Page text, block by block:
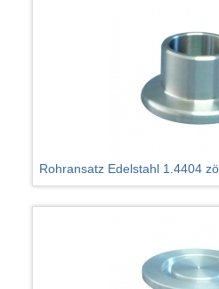
Rohransatz Edelstahl 1.4404